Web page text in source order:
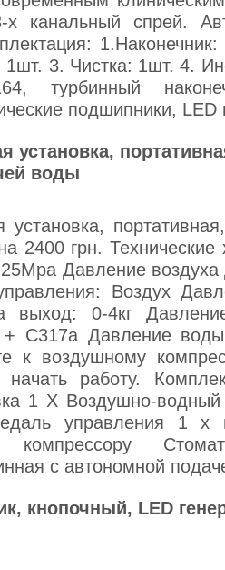
канальный спрей.
3. Чистка: 1шт. 4.
турбинный
подшипники, LED
установка,
воды
установка,
2400 грн. Технические
Давление воздуха
Воздух
выход: 0-4кг
C317a Давление
к воздушному
начать работу.
1 X Воздушно-
управления 1 х
с автономной
кнопочный, LED